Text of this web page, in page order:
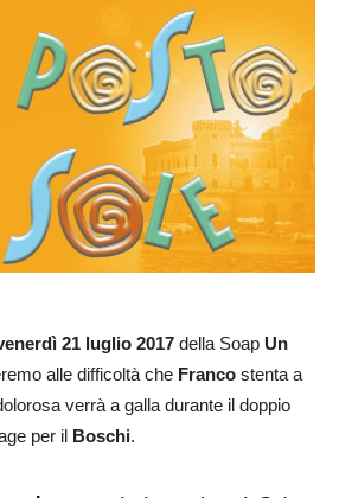
21 luglio 2017 della Soap Un
alle difficoltà che Franco stenta a
verrà a galla durante il doppio
per il Boschi.